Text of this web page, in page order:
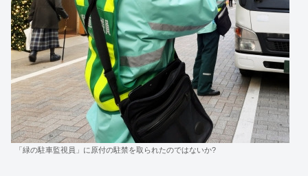
「緑の駐車監視員」に原付の駐禁を取られたのではないか?